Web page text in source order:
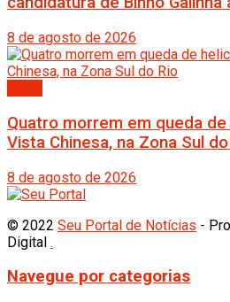
8 de agosto de 2026
Quatro morrem em queda
Vista Chinesa, na Zona Sul
8 de agosto de 2026
© 2022 Seu Portal de Notícias -
Digital .
Navegue por categorias